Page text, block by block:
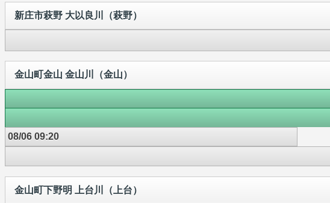
新庄市萩野 大以良川（萩野）
金山町金山 金山川（金山）
08/06 09:20
金山町下野明 上台川（上台）